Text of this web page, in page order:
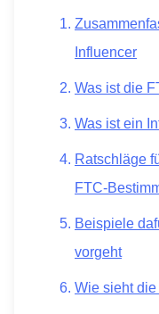
Influencer
Was ist die
Was ist ein
Ratschläge
FTC-
Beispiele
vorgeht
Wie sieht